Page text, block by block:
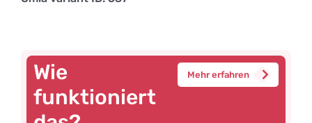
Wie
funktioniert
Mehr erfahren